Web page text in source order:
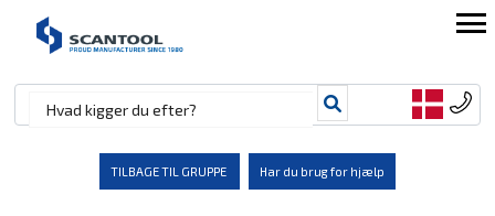
TILBAGE TIL GRUPPE Har du brug for hjælp